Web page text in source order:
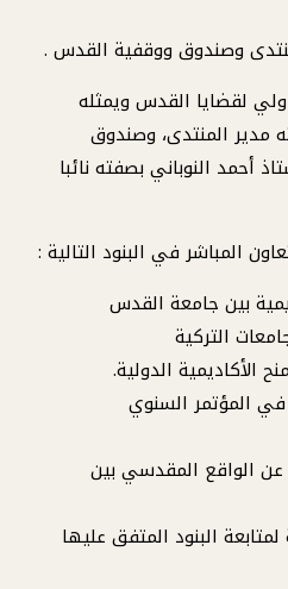
وصندوق ووقفية القدس .
لقضايا القدس ويمثله
مدير المنتدى، وصندوق
أحمد النوباني بصفته نائبا
المباشر في البنود التالية :
بين جامعة القدس
التركية
الأكاديمية الدولية.
المؤتمر السنوي
الواقع المقدسي بين
البنود المتفق عليها